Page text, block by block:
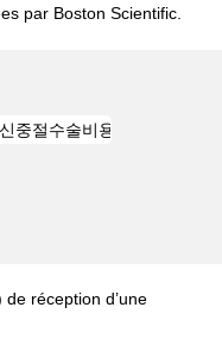
par Boston Scientific.
réception d’une